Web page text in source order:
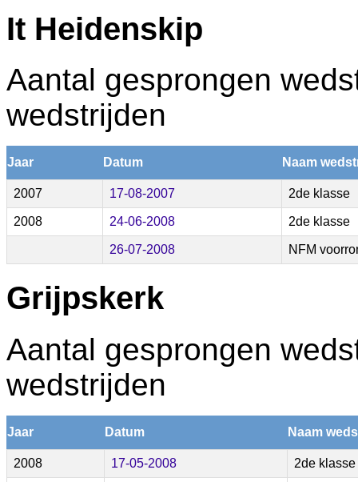
It Heidenskip
Aantal gesprongen
wedstrijden
Jaar Datum Naam
2007 17-08-2007 2de klasse
2008 24-06-2008 2de klasse
26-07-2008 NFM
Grijpskerk
Aantal gesprongen
wedstrijden
Jaar Datum Naam
2008 17-05-2008 2de klasse